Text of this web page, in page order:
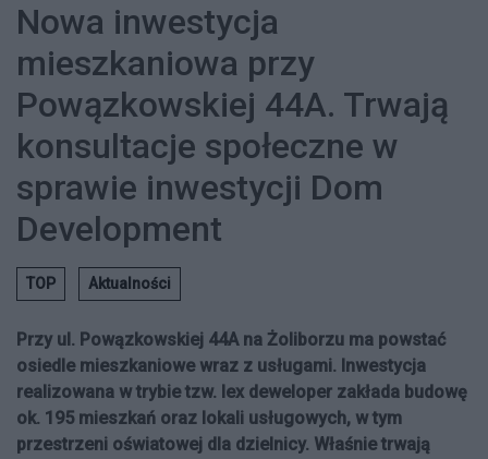
Nowa inwestycja
mieszkaniowa przy
Powązkowskiej 44A. Trwają
konsultacje społeczne w
sprawie inwestycji Dom
Development
TOP Aktualności
Przy ul. Powązkowskiej 44A na Żoliborzu ma powstać
osiedle mieszkaniowe wraz z usługami. Inwestycja
realizowana w trybie tzw. lex deweloper zakłada budowę
ok. 195 mieszkań oraz lokali usługowych, w tym
przestrzeni oświatowej dla dzielnicy. Właśnie trwają